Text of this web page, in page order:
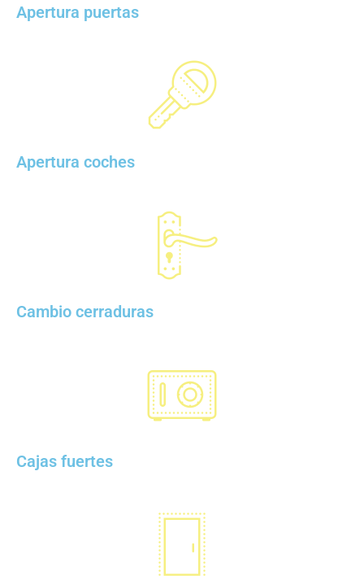
Apertura puertas
Apertura coches
Cambio cerraduras
Cajas fuertes